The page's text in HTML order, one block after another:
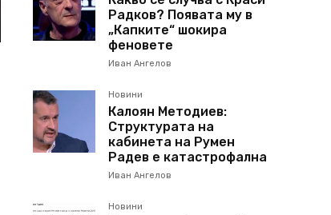
Радков? Появата му в
„Капките“ шокира
феновете
Иван Ангелов
Новини
Калоян Методиев:
Структурата на
кабинета на Румен
Радев е катастрофална
Иван Ангелов
Новини